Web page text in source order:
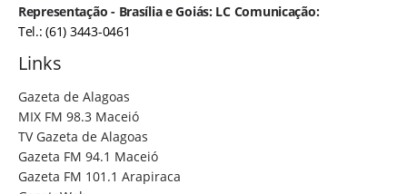
Representação - Brasília e Goiás: LC Comunicação:
Tel.: (61) 3443-0461
Links
Gazeta de Alagoas
MIX FM 98.3 Maceió
TV Gazeta de Alagoas
Gazeta FM 94.1 Maceió
Gazeta FM 101.1 Arapiraca